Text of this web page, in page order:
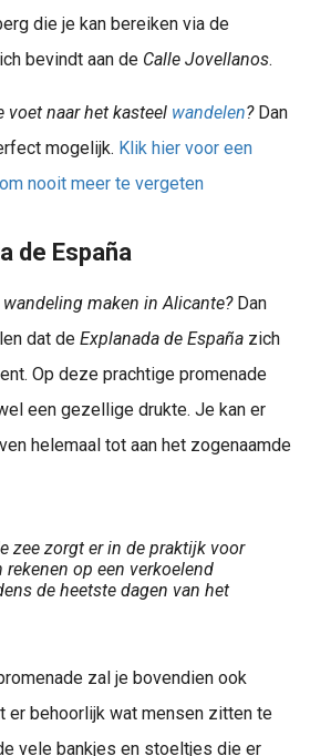
die je kan bereiken via de
bevindt aan de Calle Jovellanos.
voet naar het kasteel wandelen?Dan
mogelijk. Klik hier voor een
nooit meer te vergeten
de España
maken in Alicante?Dan
dat de Explanada de España zich
Op deze prachtige promenade
een gezellige drukte. Je kan er
helemaal tot aan het zogenaamde
zee zorgt er in de praktijk voor
op een verkoelend
de heetste dagen van het
zal je bovendien ook
er behoorlijk wat mensen zitten te
vele bankjes en stoeltjes die er